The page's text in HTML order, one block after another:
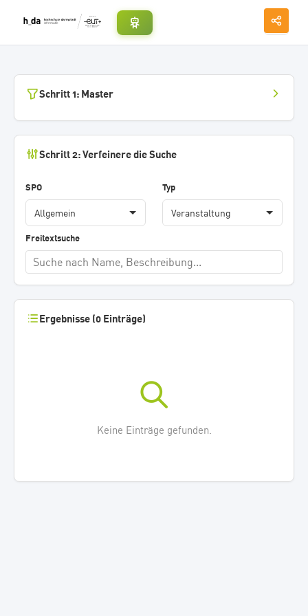
Schritt 1: Master
Schritt 2: Verfeinere die Suche
SPO Typ
Freitextsuche
Ergebnisse (0 Einträge)
Keine Einträge gefunden.